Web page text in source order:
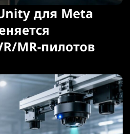
для Meta
MR-пилотов